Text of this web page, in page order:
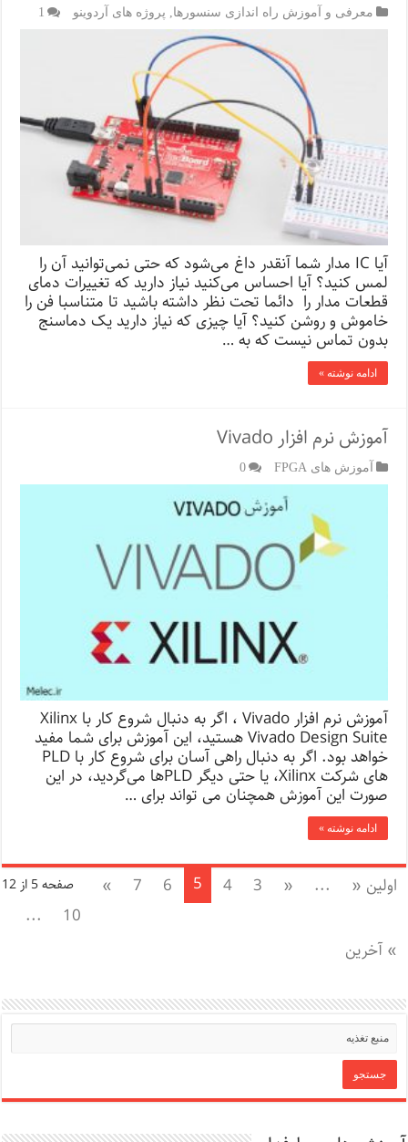
معرفی و آموزش راه اندازی سنسورها پروژه های آردوینو 1
آیا IC مدار شما آنقدر داغ می‌شود که حتی نمی‌توانید آن را
لمس کنید؟ آیا احساس می‌کنید نیاز دارید که تغییرات دمای
قطعات مدار را دائما تحت نظر داشته باشید تا متناسبا فن را
خاموش و روشن کنید؟ آیا چیزی که نیاز دارید یک دماسنج
بدون تماس نیست که به …
ادامه نوشته »
آموزش نرم افزار Vivado
آموزش های FPGA 0
آموزش نرم افزار Vivado ، اگر به دنبال شروع کار با Xilinx
Vivado Design Suite هستید، این آموزش برای شما مفید
خواهد بود. اگر به دنبال راهی آسان برای شروع کار با PLD
های شرکت Xilinx، یا حتی دیگر PLDها می‌گردید، در این
صورت این آموزش همچنان می تواند برای …
ادامه نوشته »
صفحه 5 از 12 اولین « ...
«
3
4
5
6
7
»
10
...
» آخرین